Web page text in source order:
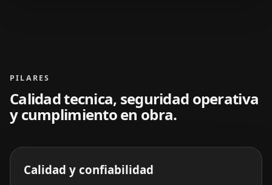
PILARES
Calidad tecnica, seguridad operativa
y cumplimiento en obra.
Calidad y confiabilidad